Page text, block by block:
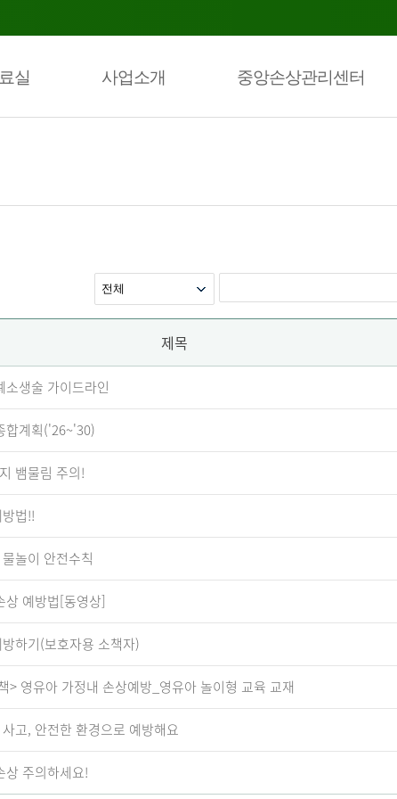
실 사업소개 중앙손상관리센터
제목
생술 가이드라인
합계획('26~'30)
뱀물림 주의!
법!!
놀이 안전수칙
상 예방법[동영상]
하기(보호자용 소책자)
> 영유아 가정내 손상예방_영유아 놀이형 교육 교재
고, 안전한 환경으로 예방해요
상 주의하세요!